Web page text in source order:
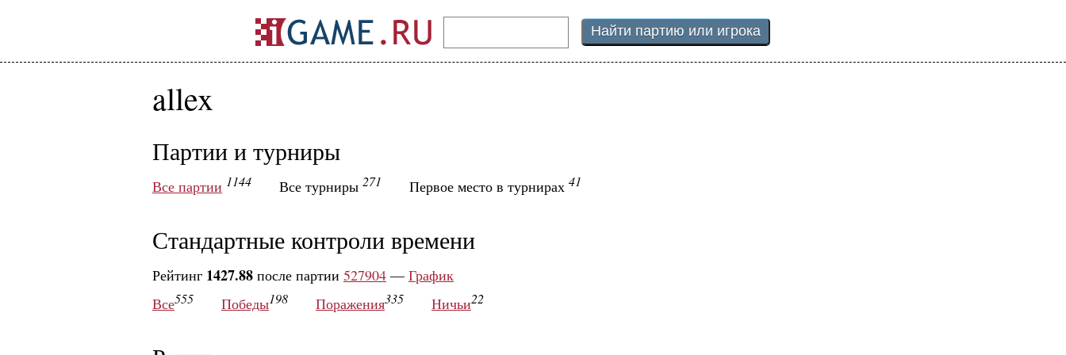
allex
Партии и турниры
Все партии 1144 Все турниры 271 Первое место в турнирах 41
Стандартные контроли времени
Рейтинг 1427.88 после партии 527904 — График
Все555 Победы198 Поражения335 Ничьи22